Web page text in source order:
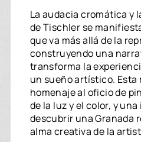
La audacia cromática y
de Tischler se
que va más allá de la
construyendo una
transforma la
un sueño artístico. Esta
homenaje al oficio de
de la luz y el color, y
descubrir una Granada
alma creativa de la